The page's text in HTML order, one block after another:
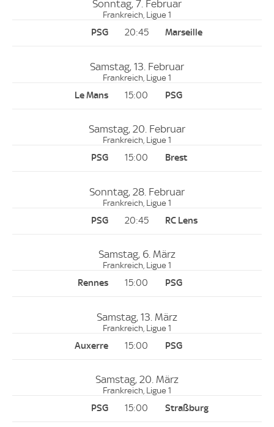
Sonntag, 7. Februar
Frankreich, Ligue 1
20:45
Samstag, 13. Februar
Frankreich, Ligue 1
15:00
Samstag, 20. Februar
Frankreich, Ligue 1
15:00
Sonntag, 28. Februar
Frankreich, Ligue 1
20:45
Samstag, 6. März
Frankreich, Ligue 1
15:00
Samstag, 13. März
Frankreich, Ligue 1
15:00
Samstag, 20. März
Frankreich, Ligue 1
15:00